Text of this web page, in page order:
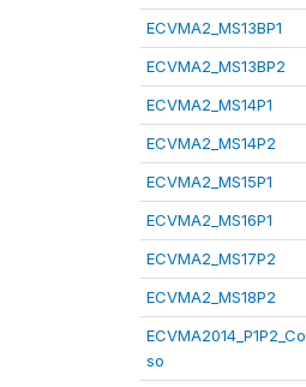
ECVMA2_MS13BP1
ECVMA2_MS13BP2
ECVMA2_MS14P1
ECVMA2_MS14P2
ECVMA2_MS15P1
ECVMA2_MS16P1
ECVMA2_MS17P2
ECVMA2_MS18P2
so